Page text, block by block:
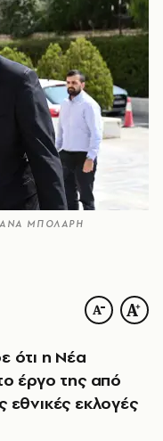
ΜΠΟΛΑΡΗ
ότι η Νέα
έργο της από
εθνικές εκλογές